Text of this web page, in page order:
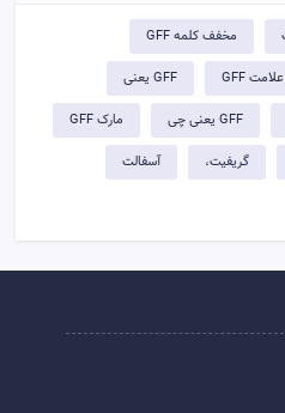
مخفف کلمه GFF
علامت GFF GFF یعنی
GFF یعنی چی مارک GFF
گریفیت، آسفالت